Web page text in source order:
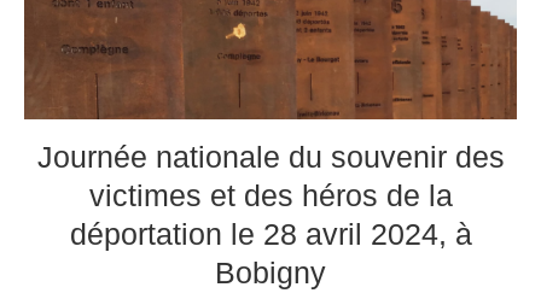
Journée nationale du souvenir des
victimes et des héros de la
déportation le 28 avril 2024, à
Bobigny